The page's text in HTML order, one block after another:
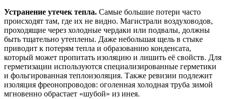
Устранение утечек тепла. Самые большие потери часто
происходят там, где их не видно. Магистрали воздуховодов,
проходящие через холодные чердаки или подвалы, должны
быть тщательно утеплены. Даже небольшая щель в стыке
приводит к потерям тепла и образованию конденсата,
который может пропитать изоляцию и лишить её свойств. Для
герметизации используются специализированные герметики
и фольгированная теплоизоляция. Также ревизии подлежит
изоляция фреонопроводов: оголенная холодная труба зимой
мгновенно обрастает «шубой» из инея.